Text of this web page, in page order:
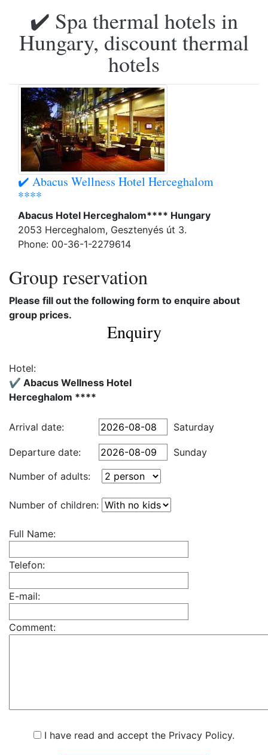
✔️ Spa thermal hotels in
Hungary, discount thermal
hotels
✔️ Abacus Wellness Hotel Herceghalom
****
Abacus Hotel Herceghalom**** Hungary
2053 Herceghalom, Gesztenyés út 3.
Phone: 00-36-1-2279614
Group reservation
Please fill out the following form to enquire about
group prices.
Enquiry
Hotel:
✔️ Abacus Wellness Hotel
Herceghalom ****
Arrival date: Saturday
Departure date:
Sunday
Number of adults:
Number of children:
Full Name:
Telefon:
E-mail:
Comment:
I have read and accept the Privacy Policy.